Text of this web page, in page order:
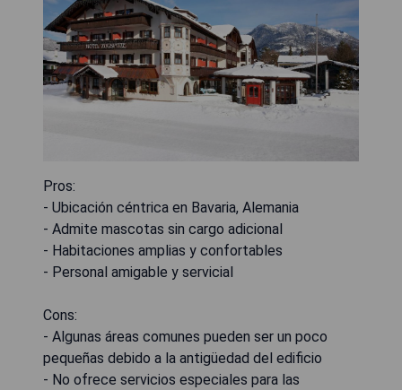
Pros:
- Ubicación céntrica en Bavaria, Alemania
- Admite mascotas sin cargo adicional
- Habitaciones amplias y confortables
- Personal amigable y servicial
Cons:
- Algunas áreas comunes pueden ser un poco
pequeñas debido a la antigüedad del edificio
- No ofrece servicios especiales para las